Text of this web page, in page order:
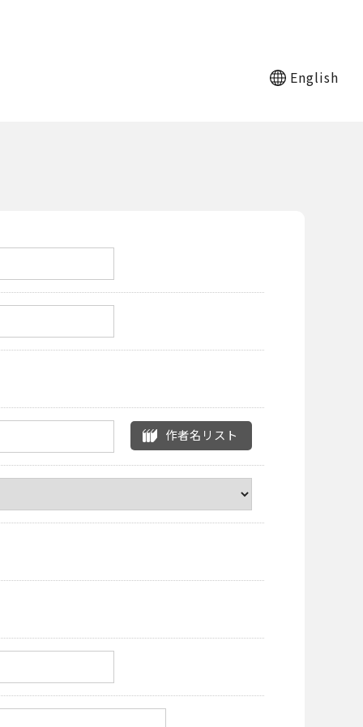
English
作者名リスト